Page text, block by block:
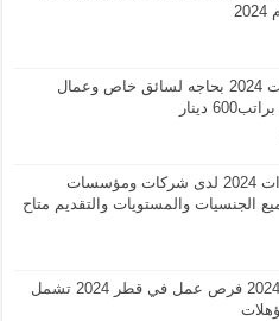
وظائف في الكويت 2024 بحاجه لسائق خاص وعمال
دينار
وظائف في الامارات 2024 لدى شركات ومؤسسات
الجنسيات والمستويات والتقديم متاح
وظائف في قطر 2024 فرص عمل في قطر 2024 تشمل